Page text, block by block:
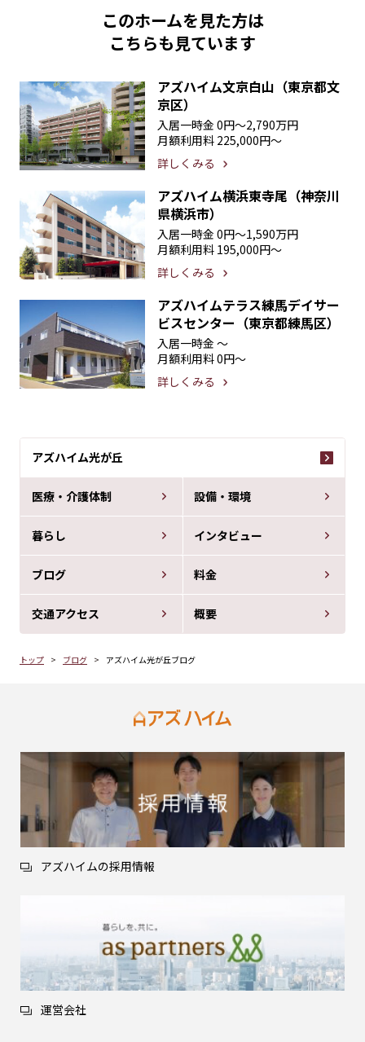
アズハイム光が丘
医療・介護体制 設備・環境
暮らし インタビュー
ブログ 料金
交通アクセス 概要
トップ ブログ アズハイム光が丘ブログ
このホームを見た方は
こちらも見ています
アズハイム文京白山（東京都文
京区）
入居一時金 0円〜2,790万円
月額利用料 225,000円〜
詳しくみる
アズハイム横浜東寺尾（神奈川
県横浜市）
入居一時金 0円〜1,590万円
月額利用料 195,000円〜
詳しくみる
アズハイムテラス練馬デイサー
ビスセンター（東京都練馬区）
入居一時金 〜
月額利用料0円〜
詳しくみる
アズハイムの採用情報
運営会社